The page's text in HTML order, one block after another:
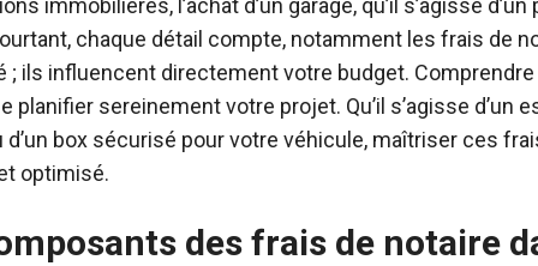
chaque détail compte, notamment les frais de
; ils influencent directement votre budget.
planifier sereinement votre projet. Qu’il s’agisse d’un
box sécurisé pour votre véhicule, maîtriser ces
optimisé.
des frais de notaire